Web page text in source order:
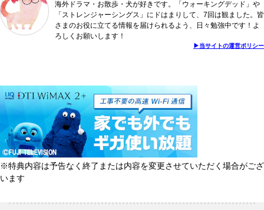
海外ドラマ・お散歩・犬が好きです。「ウォーキングデッド」や
「ストレンジャーシングス」にドはまりして、7回は観ました。皆
さまのお役に立てる情報を届けられるよう、日々勉強中です！よ
ろしくお願いします！
▶︎当サイトの運営ポリシー
※特典内容は予告なく終了または内容を変更させていただく場合がござ
います